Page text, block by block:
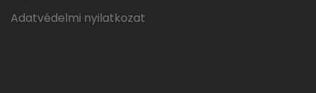
Adatvédelmi nyilatkozat